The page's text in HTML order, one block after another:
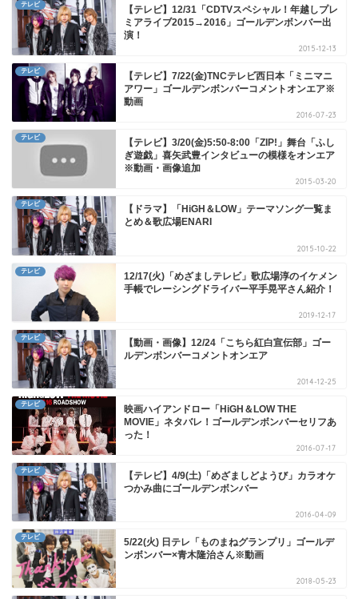
テレビ
【テレビ】12/31「CDTVスペシャル！年越しプレ
ミアライブ2015→2016」ゴールデンボンバー出
演！
2015-12-13
テレビ
【テレビ】7/22(金)TNCテレビ西日本「ミニマニ
アワー」ゴールデンボンバーコメントオンエア※
動画
2016-07-23
テレビ
【テレビ】3/20(金)5:50-8:00「ZIP!」舞台「ふし
ぎ遊戯」喜矢武豊インタビューの模様をオンエア
※動画・画像追加
2015-03-20
テレビ
【ドラマ】「HiGH＆LOW」テーマソング一覧ま
とめ＆歌広場ENARI
2015-10-22
テレビ
12/17(火)「めざましテレビ」歌広場淳のイケメン
手帳でレーシングドライバー平手晃平さん紹介！
2019-12-17
テレビ
【動画・画像】12/24「こちら紅白宣伝部」ゴー
ルデンボンバーコメントオンエア
2014-12-25
テレビ
映画ハイアンドロー「HiGH＆LOW THE
MOVIE」ネタバレ！ゴールデンボンバーセリフあ
った！
2016-07-17
テレビ
【テレビ】4/9(土)「めざましどようび」カラオケ
つかみ曲にゴールデンボンバー
2016-04-09
テレビ
5/22(火) 日テレ「ものまねグランプリ」ゴールデ
ンボンバー×青木隆治さん※動画
2018-05-23